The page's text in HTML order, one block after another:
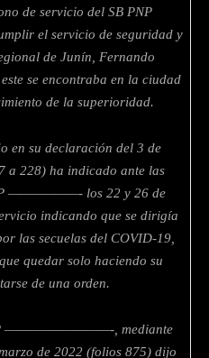
de servicio del SB PNP
el servicio de seguridad y
de Junín, Fernando
se encontraba en la ciudad
de la superioridad.
en su declaración del 3 de
a 228) ha indicado ante las
——————- los 22 y 26 de
indicando que se dirigía
las secuelas del COVID-19,
quedar solo haciendo su
de una orden.
—————————-, mediante
de 2022 (folios 875) dijo